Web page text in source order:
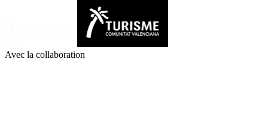
Avec la collaboration